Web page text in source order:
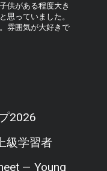
供がある程度大き
思っていました。
雰囲気が大好きで
2026
級学習者
— Young